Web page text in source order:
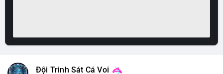
Đội Trinh Sát Cá Voi